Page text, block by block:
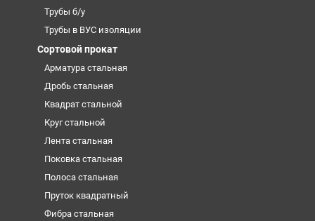
Трубы б/у
Трубы в ВУС изоляции
Сортовой прокат
Арматура стальная
Дробь стальная
Квадрат стальной
Круг стальной
Лента стальная
Поковка стальная
Полоса стальная
Пруток квадратный
Фибра стальная